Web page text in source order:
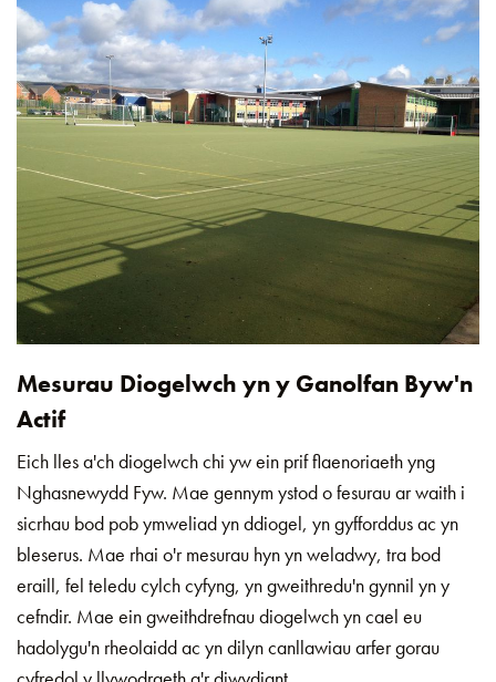
Mesurau Diogelwch yn y Ganolfan Byw'n
Actif
Eich lles a'ch diogelwch chi yw ein prif flaenoriaeth yng
Nghasnewydd Fyw. Mae gennym ystod o fesurau ar waith i
sicrhau bod pob ymweliad yn ddiogel, yn gyfforddus ac yn
bleserus. Mae rhai o'r mesurau hyn yn weladwy, tra bod
eraill, fel teledu cylch cyfyng, yn gweithredu'n gynnil yn y
cefndir. Mae ein gweithdrefnau diogelwch yn cael eu
hadolygu'n rheolaidd ac yn dilyn canllawiau arfer gorau